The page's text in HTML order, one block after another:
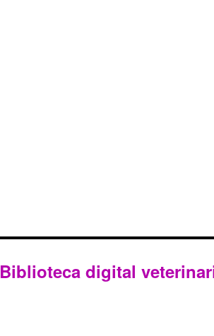
Biblioteca digital